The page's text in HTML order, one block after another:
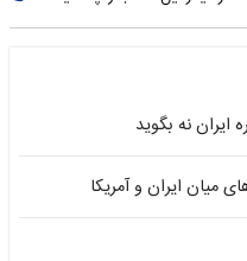
ایران نه بگوید
میان ایران و آمریکا